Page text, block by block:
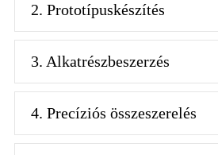
2. Prototípuskészítés
3. Alkatrészbeszerzés
4. Precíziós összeszerelés